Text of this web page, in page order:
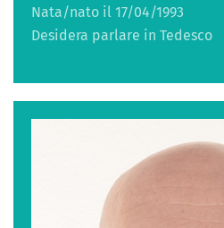
Nata/nato il 17/04/1993
Desidera parlare in Tedesco